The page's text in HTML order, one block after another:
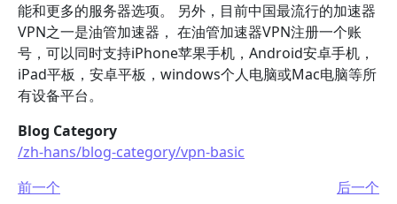
能和更多的服务器选项。 另外，目前中国最流行的加速器
VPN之一是油管加速器， 在油管加速器VPN注册一个账
号，可以同时支持iPhone苹果手机，Android安卓手机，
iPad平板，安卓平板，windows个人电脑或Mac电脑等所
有设备平台。
Blog Category
/zh-hans/blog-category/vpn-basic
前一个
后一个